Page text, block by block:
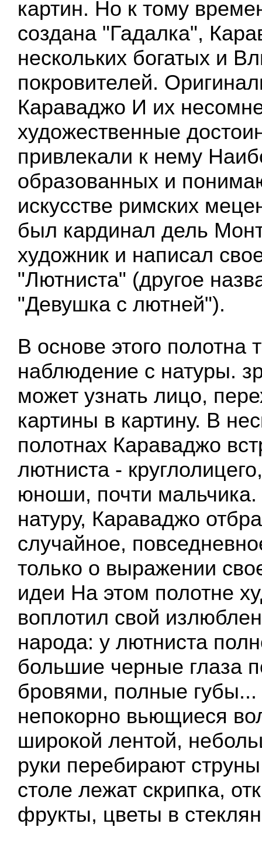
картин. Но к тому
создана "Гадалка",
нескольких богатых и
покровителей.
Караваджо И их
художественные
привлекали к нему
образованных и
искусстве римских
был кардинал дель
художник и написал
"Лютниста" (другое
"Девушка с лютней").
В основе этого полотна
наблюдение с натуры.
может узнать лицо,
картины в картину. В
полотнах Караваджо
лютниста -
юноши, почти
натуру, Караваджо
случайное,
только о выражении
идеи На этом полотне
воплотил свой
народа: у лютниста
большие черные глаза
бровями, полные
непокорно вьющиеся
широкой лентой,
руки перебирают
столе лежат скрипка,
фрукты, цветы в